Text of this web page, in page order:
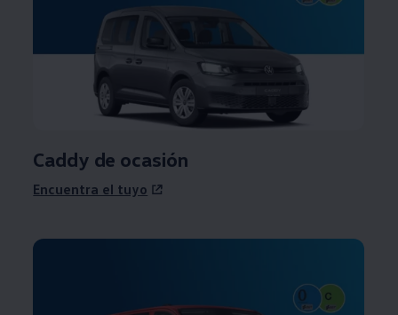
Caddy de ocasión
Encuentra el tuyo